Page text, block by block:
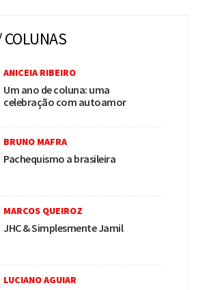
ANICEIA RIBEIRO
Um ano de coluna: uma
celebração com autoamor
BRUNO MAFRA
Pachequismo a brasileira
MARCOS QUEIROZ
JHC & Simplesmente Jamil
LUCIANO AGUIAR